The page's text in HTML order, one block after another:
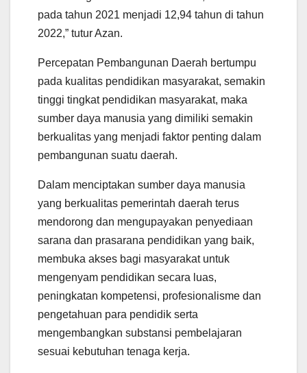
pada tahun 2021 menjadi 12,94 tahun di tahun
2022,” tutur Azan.
Percepatan Pembangunan Daerah bertumpu
pada kualitas pendidikan masyarakat, semakin
tinggi tingkat pendidikan masyarakat, maka
sumber daya manusia yang dimiliki semakin
berkualitas yang menjadi faktor penting dalam
pembangunan suatu daerah.
Dalam menciptakan sumber daya manusia
yang berkualitas pemerintah daerah terus
mendorong dan mengupayakan penyediaan
sarana dan prasarana pendidikan yang baik,
membuka akses bagi masyarakat untuk
mengenyam pendidikan secara luas,
peningkatan kompetensi, profesionalisme dan
pengetahuan para pendidik serta
mengembangkan substansi pembelajaran
sesuai kebutuhan tenaga kerja.